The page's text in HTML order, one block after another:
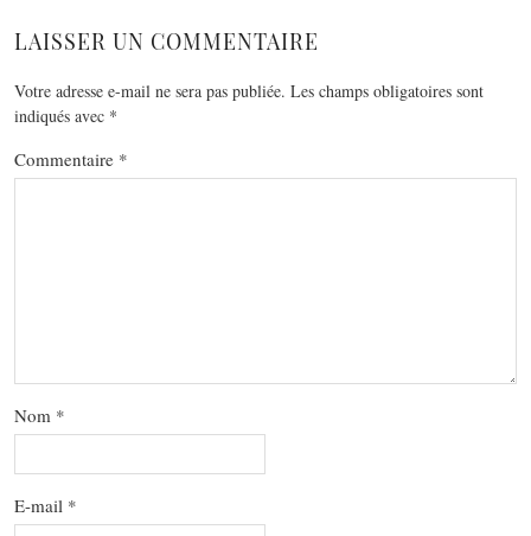
LAISSER UN COMMENTAIRE
Votre adresse e-mail ne sera pas publiée. Les champs obligatoires sont
indiqués avec *
Commentaire *
Nom *
E-mail *